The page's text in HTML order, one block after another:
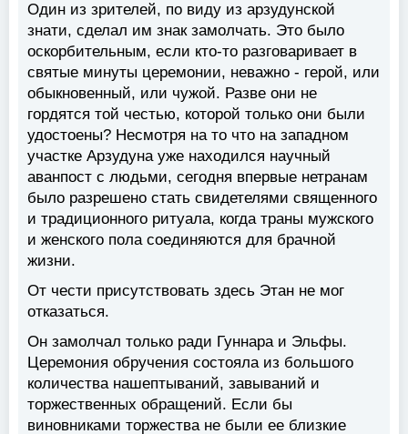
Один из зрителей, по виду из арзудунской
знати, сделал им знак замолчать. Это было
оскорбительным, если кто-то разговаривает в
святые минуты церемонии, неважно - герой, или
обыкновенный, или чужой. Разве они не
гордятся той честью, которой только они были
удостоены? Несмотря на то что на западном
участке Арзудуна уже находился научный
аванпост с людьми, сегодня впервые нетранам
было разрешено стать свидетелями священного
и традиционного ритуала, когда траны мужского
и женского пола соединяются для брачной
жизни.
От чести присутствовать здесь Этан не мог
отказаться.
Он замолчал только ради Гуннара и Эльфы.
Церемония обручения состояла из большого
количества нашептываний, завываний и
торжественных обращений. Если бы
виновниками торжества не были ее близкие